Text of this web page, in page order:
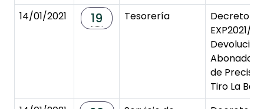
14/01/2021
19 Tesorería
Decreto
EXP2021/
Abonado
de
Tiro La